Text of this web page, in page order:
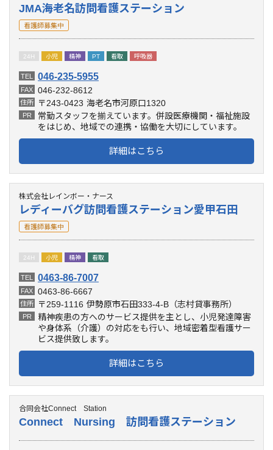
JMA海老名訪問看護ステーション
看護師募集中
24H 小児 精神 PT 看取 呼吸器
TEL 046-235-5955
FAX 046-232-8612
住所 〒243-0423 海老名市河原口1320
PR
常勤スタッフを揃えています。併設医療機関・福祉施設
をはじめ、地域での連携・協働を大切にしています。
詳細はこちら
株式会社レインボー・ナース
レディーバグ訪問看護ステーション愛甲石田
看護師募集中
24H 小児 精神 看取
TEL 0463-86-7007
FAX 0463-86-6667
住所 〒259-1116 伊勢原市石田333-4-B（志村貸事務所）
PR
精神疾患の方へのサービス提供を主とし、小児発達障害
や身体系（介護）の対応をも行い、地域密着型看護サー
ビス提供致します。
詳細はこちら
合同会社Connect Station
Connect Nursing 訪問看護ステーション